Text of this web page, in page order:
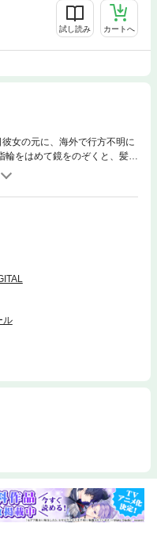
試し読み カートへ
女の元に、海外で行方不明に
輪をはめて鏡をのぞくと、髪や
「かすみ」が目を覚ました！
少女がかすみの学校を襲撃し
始まる──!!
ル